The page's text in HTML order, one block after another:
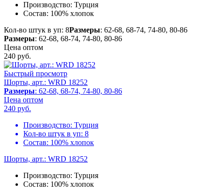
Производство: Турция
Состав: 100% хлопок
Кол-во штук в уп: 8Размеры: 62-68, 68-74, 74-80, 80-86
Размеры: 62-68, 68-74, 74-80, 80-86
Цена оптом
240 руб.
Быстрый просмотр
Шорты, арт.: WRD 18252
Размеры: 62-68, 68-74, 74-80, 80-86
Цена оптом
240 руб.
Производство: Турция
Кол-во штук в уп: 8
Состав: 100% хлопок
Шорты, арт.: WRD 18252
Производство: Турция
Состав: 100% хлопок